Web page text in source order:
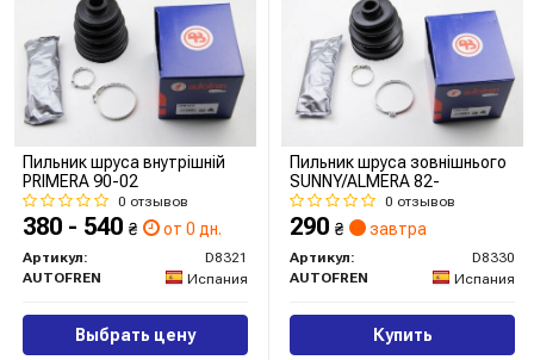
Пильник шруса внутрішній
PRIMERA 90-02
0 отзывов
380 - 540 ₴ от 0 дн.
Артикул:
D8321
AUTOFREN
Испания
Выбрать цену
Пильник шруса зовнішнього
SUNNY/ALMERA 82-
0 отзывов
290 ₴ завтра
Артикул:
D8330
AUTOFREN
Испания
Купить